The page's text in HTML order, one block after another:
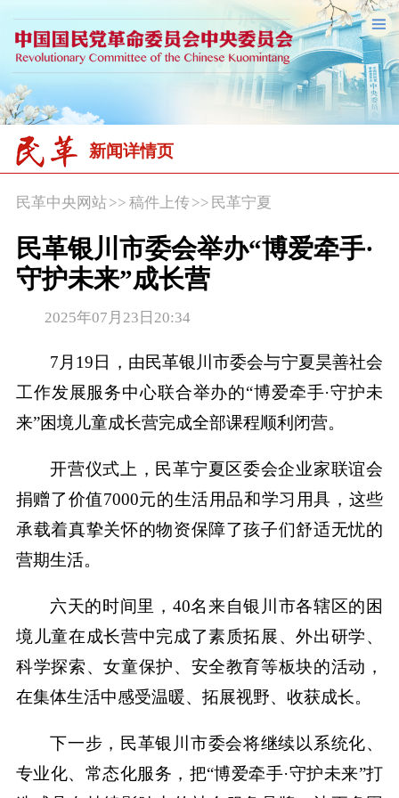
新闻详情页
民革中央网站>> 稿件上传 >> 民革宁夏
民革银川市委会举办“博爱牵手·
守护未来”成长营
2025年07月23日20:34
7月19日，由民革银川市委会与宁夏昊善社会
工作发展服务中心联合举办的“博爱牵手·守护未
来”困境儿童成长营完成全部课程顺利闭营。
开营仪式上，民革宁夏区委会企业家联谊会
捐赠了价值7000元的生活用品和学习用具，这些
承载着真挚关怀的物资保障了孩子们舒适无忧的
营期生活。
六天的时间里，40名来自银川市各辖区的困
境儿童在成长营中完成了素质拓展、外出研学、
科学探索、女童保护、安全教育等板块的活动，
在集体生活中感受温暖、拓展视野、收获成长。
下一步，民革银川市委会将继续以系统化、
专业化、常态化服务，把“博爱牵手·守护未来”打